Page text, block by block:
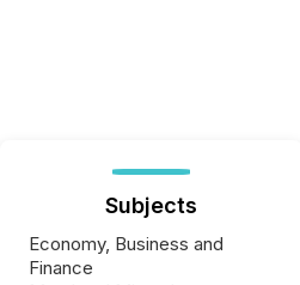
Subjects
Economy, Business and
Finance